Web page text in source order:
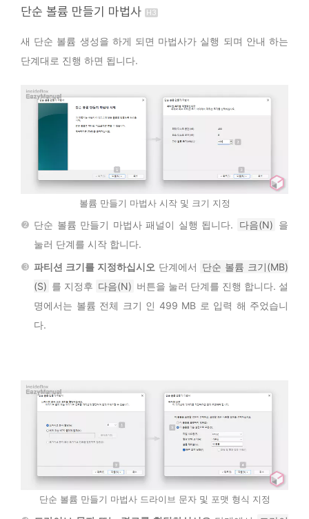
단순 볼륨 만들기 마법사
새 단순 볼륨 생성을 하게 되면 마법사가 실행 되며 안내 하는
단계대로 진행 하면 됩니다.
볼륨 만들기 마법사 시작 및 크기 지정
단순 볼륨 만들기 마법사 패널이 실행 됩니다. 다음(N) 을
눌러 단계를 시작 합니다.
파티션 크기를 지정하십시오 단계에서 단순 볼륨 크기(MB)
(S) 를 지정후 다음(N) 버튼을 눌러 단계를 진행 합니다. 설
명에서는 볼륨 전체 크기 인 499 MB 로 입력 해 주었습니
다.
단순 볼륨 만들기 마법사 드라이브 문자 및 포맷 형식 지정